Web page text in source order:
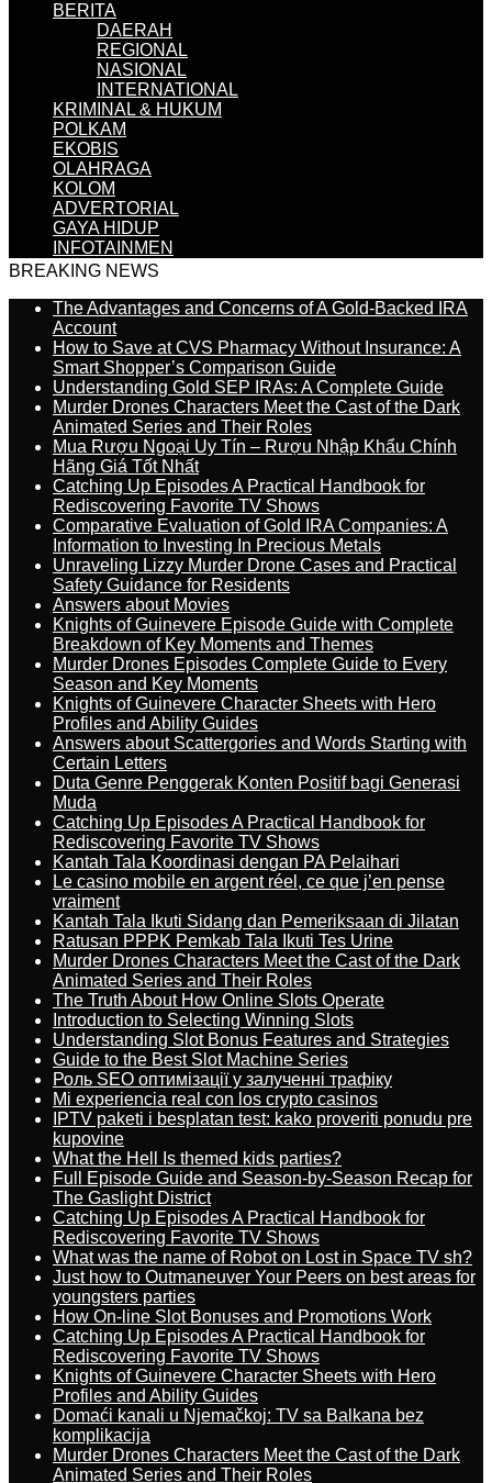
BERITA
DAERAH
REGIONAL
NASIONAL
INTERNATIONAL
KRIMINAL & HUKUM
POLKAM
EKOBIS
OLAHRAGA
KOLOM
ADVERTORIAL
GAYA HIDUP
INFOTAINMEN
BREAKING NEWS
The Advantages and Concerns of A Gold-Backed IRA
Account
How to Save at CVS Pharmacy Without Insurance: A
Smart Shopper’s Comparison Guide
Understanding Gold SEP IRAs: A Complete Guide
Murder Drones Characters Meet the Cast of the Dark
Animated Series and Their Roles
Mua Rượu Ngoại Uy Tín – Rượu Nhập Khẩu Chính
Hãng Giá Tốt Nhất
Catching Up Episodes A Practical Handbook for
Rediscovering Favorite TV Shows
Comparative Evaluation of Gold IRA Companies: A
Information to Investing In Precious Metals
Unraveling Lizzy Murder Drone Cases and Practical
Safety Guidance for Residents
Answers about Movies
Knights of Guinevere Episode Guide with Complete
Breakdown of Key Moments and Themes
Murder Drones Episodes Complete Guide to Every
Season and Key Moments
Knights of Guinevere Character Sheets with Hero
Profiles and Ability Guides
Answers about Scattergories and Words Starting with
Certain Letters
Duta Genre Penggerak Konten Positif bagi Generasi
Muda
Catching Up Episodes A Practical Handbook for
Rediscovering Favorite TV Shows
Kantah Tala Koordinasi dengan PA Pelaihari
Le casino mobile en argent réel, ce que j’en pense
vraiment
Kantah Tala Ikuti Sidang dan Pemeriksaan di Jilatan
Ratusan PPPK Pemkab Tala Ikuti Tes Urine
Murder Drones Characters Meet the Cast of the Dark
Animated Series and Their Roles
The Truth About How Online Slots Operate
Introduction to Selecting Winning Slots
Understanding Slot Bonus Features and Strategies
Guide to the Best Slot Machine Series
Роль SEO оптимізації у залученні трафіку
Mi experiencia real con los crypto casinos
IPTV paketi i besplatan test: kako proveriti ponudu pre
kupovine
What the Hell Is themed kids parties?
Full Episode Guide and Season-by-Season Recap for
The Gaslight District
Catching Up Episodes A Practical Handbook for
Rediscovering Favorite TV Shows
What was the name of Robot on Lost in Space TV sh?
Just how to Outmaneuver Your Peers on best areas for
youngsters parties
How On-line Slot Bonuses and Promotions Work
Catching Up Episodes A Practical Handbook for
Rediscovering Favorite TV Shows
Knights of Guinevere Character Sheets with Hero
Profiles and Ability Guides
Domaći kanali u Njemačkoj: TV sa Balkana bez
komplikacija
Murder Drones Characters Meet the Cast of the Dark
Animated Series and Their Roles